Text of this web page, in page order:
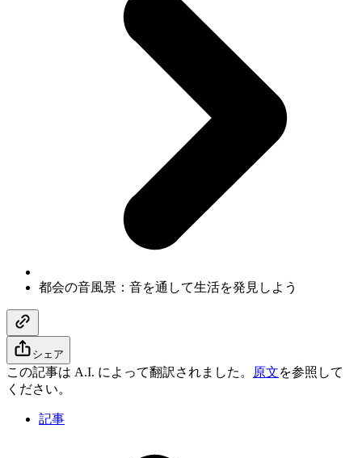
都会の音風景：音を通して生活を発見しよう
シェア
この記事は A.I. によって翻訳されました。 原文を参照して
ください。
記事